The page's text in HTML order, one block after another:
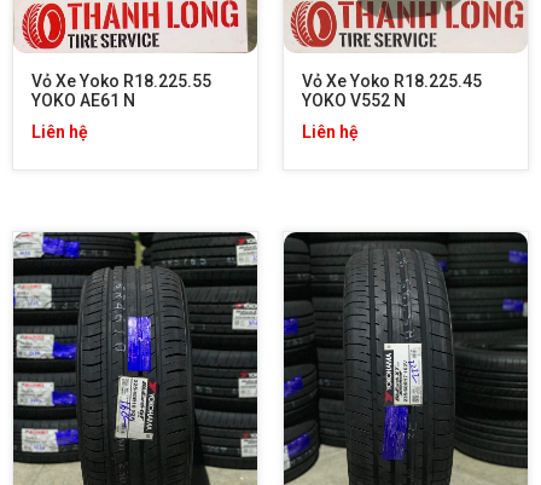
Vỏ Xe Yoko R18.225.55
YOKO AE61 N
Liên hệ
Vỏ Xe Yoko R18.225.45
YOKO V552 N
Liên hệ